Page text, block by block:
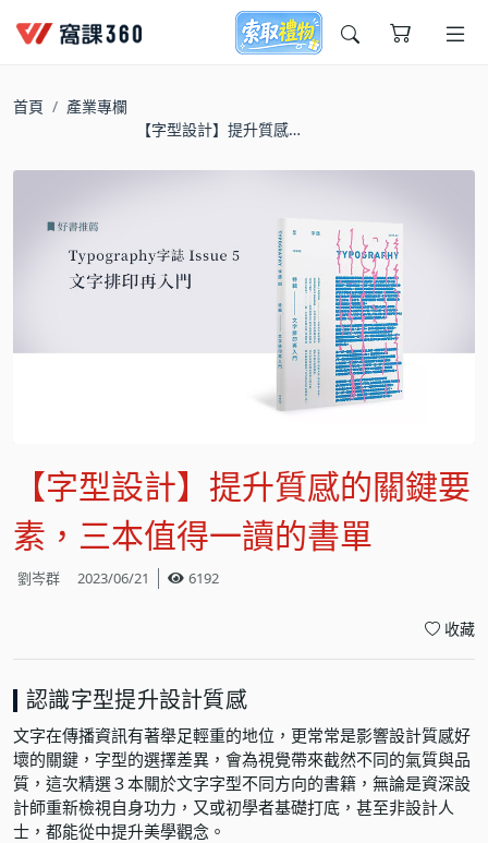
今天想要學什麼?
首頁
產業專欄
【字型設計】提升質感
一讀的書單
【字型設計】提升質感的關鍵要
素，三本值得一讀的書單
劉岑群 2023/06/21 6192
收藏
認識字型提升設計質感
文字在傳播資訊有著舉足輕重的地位，更常常是影響設計質感好
壞的關鍵，字型的選擇差異，會為視覺帶來截然不同的氣質與品
質，這次精選３本關於文字字型不同方向的書籍，無論是資深設
計師重新檢視自身功力，又或初學者基礎打底，甚至非設計人
士，都能從中提升美學觀念。